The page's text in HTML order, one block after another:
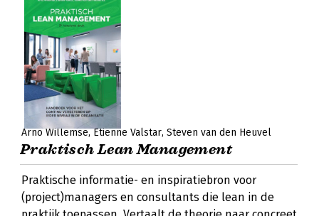
Arno Willemse Etienne Valstar Steven van den Heuvel
Praktisch Lean Management
Praktische informatie- en inspiratiebron voor
(project)managers en consultants die lean in de